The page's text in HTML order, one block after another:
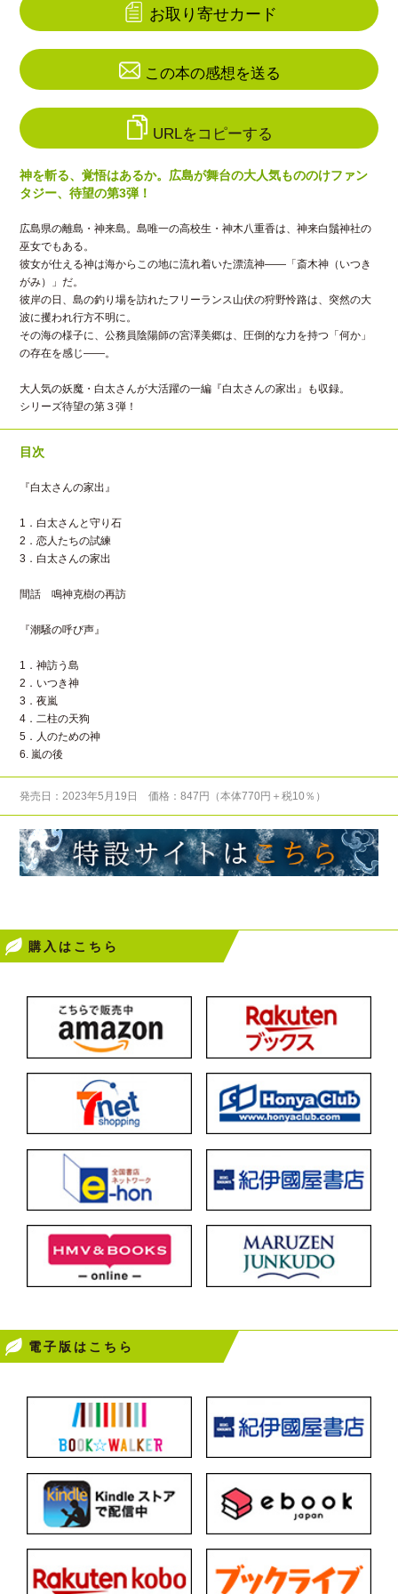
お取り寄せカード
この本の感想を送る
URLをコピーする
神を斬る、覚悟はあるか。広島が舞台の大人気もののけファン
タジー、待望の第3弾！
広島県の離島・神来島。島唯一の高校生・神木八重香は、神来白鬚神社の
巫女でもある。
彼女が仕える神は海からこの地に流れ着いた漂流神――「斎木神（いつき
がみ）」だ。
彼岸の日、島の釣り場を訪れたフリーランス山伏の狩野怜路は、突然の大
波に攫われ行方不明に。
その海の様子に、公務員陰陽師の宮澤美郷は、圧倒的な力を持つ「何か」
の存在を感じ――。
大人気の妖魔・白太さんが大活躍の一編『白太さんの家出』も収録。
シリーズ待望の第３弾！
目次
『白太さんの家出』
1．白太さんと守り石
2．恋人たちの試練
3．白太さんの家出
間話 鳴神克樹の再訪
『潮騒の呼び声』
1．神訪う島
2．いつき神
3．夜嵐
4．二柱の天狗
5．人のための神
6. 嵐の後
発売日：2023年5月19日 価格：847円（本体770円＋税10％）
購入はこちら
電子版はこちら